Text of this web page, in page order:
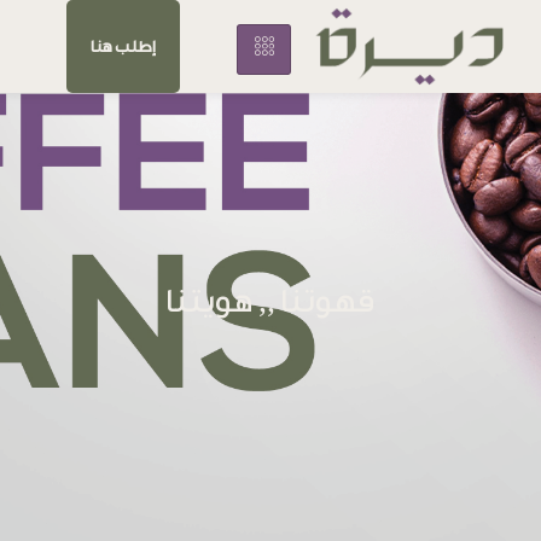
إطلب هنا
قهوتنا ,, هويتنا